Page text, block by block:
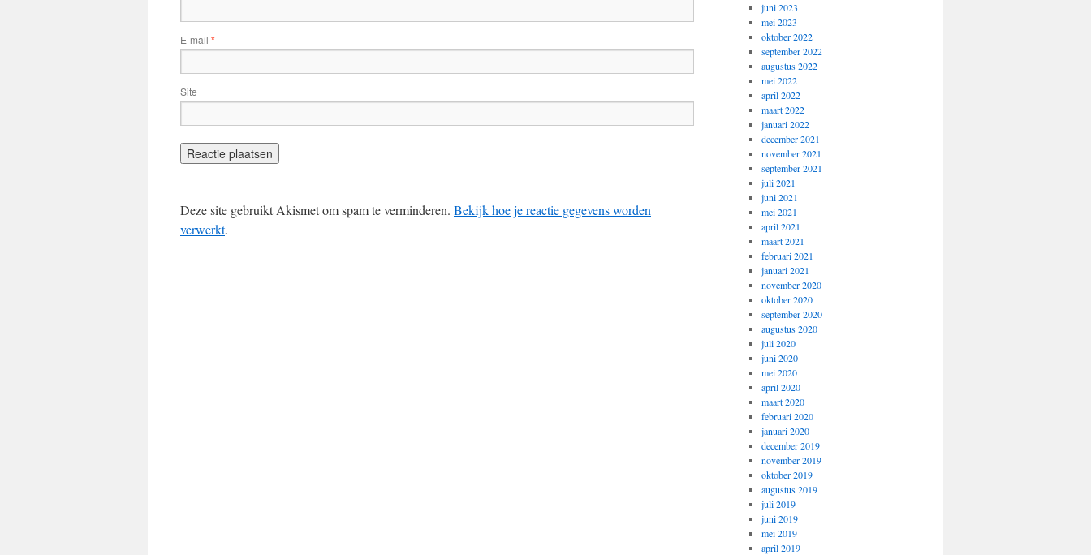
E-mail *
Site
Deze site gebruikt Akismet om spam te verminderen. Bekijk hoe je reactie gegevens worden
verwerkt.
juni 2023
mei 2023
oktober 2022
september 2022
augustus 2022
mei 2022
april 2022
maart 2022
januari 2022
december 2021
november 2021
september 2021
juli 2021
juni 2021
mei 2021
april 2021
maart 2021
februari 2021
januari 2021
november 2020
oktober 2020
september 2020
augustus 2020
juli 2020
juni 2020
mei 2020
april 2020
maart 2020
februari 2020
januari 2020
december 2019
november 2019
oktober 2019
augustus 2019
juli 2019
juni 2019
mei 2019
april 2019